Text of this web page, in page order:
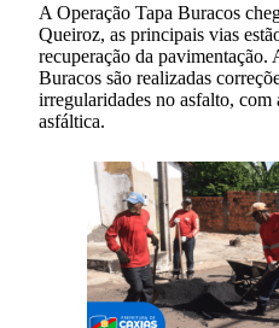
A Operação Tapa Buracos
Queiroz, as principais vias
recuperação da pavimentação.
Buracos são realizadas
irregularidades no asfalto, com
asfáltica.